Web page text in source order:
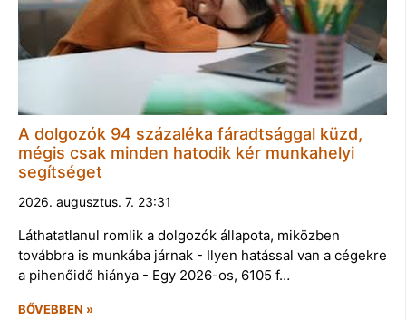
A dolgozók 94 százaléka fáradtsággal küzd,
mégis csak minden hatodik kér munkahelyi
segítséget
2026. augusztus. 7. 23:31
Láthatatlanul romlik a dolgozók állapota, miközben
továbbra is munkába járnak - Ilyen hatással van a cégekre
a pihenőidő hiánya - Egy 2026-os, 6105 f…
BŐVEBBEN »